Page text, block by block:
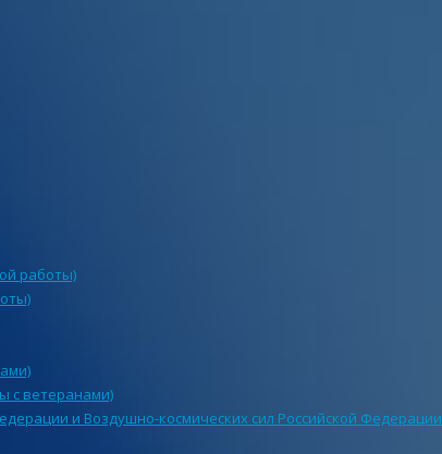
работы)
с ветеранами)
и Воздушно-космических сил Российской Федерации